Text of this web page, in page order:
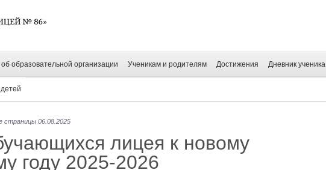
образовательной организации Ученикам и родителям Достижения Дневник ученика
страницы 06.08.2025
лицея к новому
году 2025-2026